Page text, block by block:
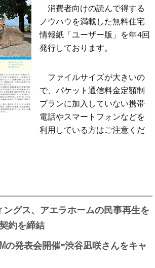
消費者向けの読んで得する
ノウハウを満載した無料住宅
情報紙「ユーザー版」を年4回
発行しております。
ファイルサイズが大きいの
で、パケット通信料金定額制
プランに加入していない携帯
電話やスマートフォンなどを
利用している方はご注意くだ
ングス、アエラホームの民事再生を
約を締結
の発表会開催=渋谷凪咲さんをキャ